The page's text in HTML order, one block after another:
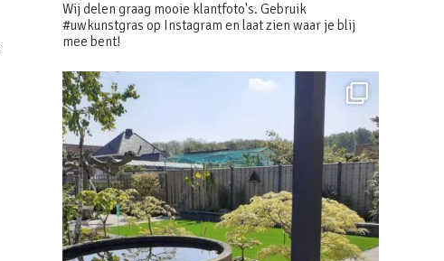
Wij delen graag mooie klantfoto's. Gebruik
#uwkunstgras op Instagram en laat zien waar je blij
mee bent!